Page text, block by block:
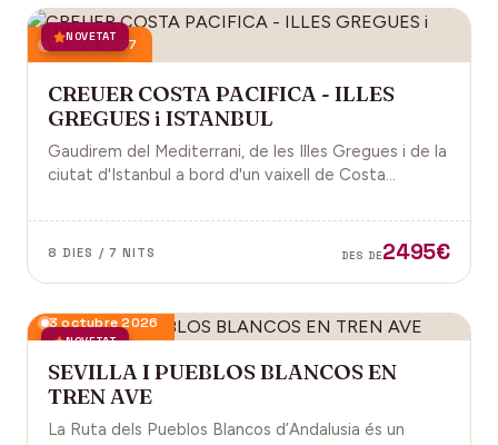
NOVETAT
18 juny 2027
CREUER COSTA PACIFICA - ILLES
GREGUES i ISTANBUL
Gaudirem del Mediterrani, de les Illes Gregues i de la
ciutat d'Istanbul a bord d'un vaixell de Costa
8 DIES / 7 NITS DES DE2495€
NOVETAT
3 octubre 2026
SEVILLA I PUEBLOS BLANCOS EN
TREN AVE
La Ruta dels Pueblos Blancos d’Andalusia és un